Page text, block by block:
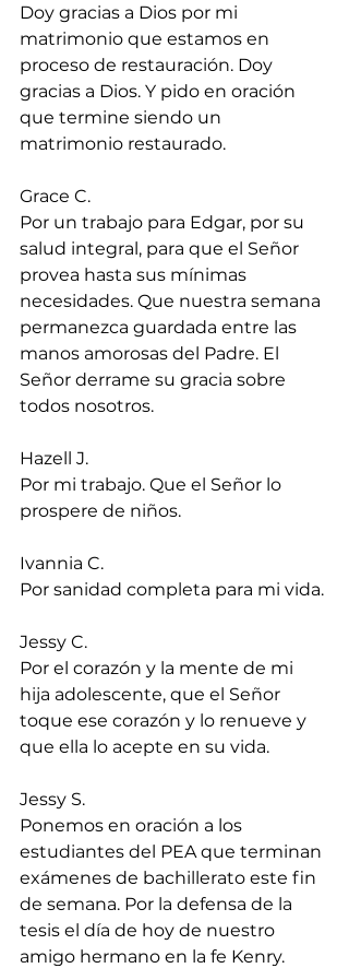
Doy gracias a Dios por mi
matrimonio que estamos en
proceso de restauración. Doy
gracias a Dios. Y pido en oración
que termine siendo un
matrimonio restaurado.
Grace C.
Por un trabajo para Edgar, por su
salud integral, para que el Señor
provea hasta sus mínimas
necesidades. Que nuestra semana
permanezca guardada entre las
manos amorosas del Padre. El
Señor derrame su gracia sobre
todos nosotros.
Hazell J.
Por mi trabajo. Que el Señor lo
prospere de niños.
Ivannia C.
Por sanidad completa para mi vida.
Jessy C.
Por el corazón y la mente de mi
hija adolescente, que el Señor
toque ese corazón y lo renueve y
que ella lo acepte en su vida.
Jessy S.
Ponemos en oración a los
estudiantes del PEA que terminan
exámenes de bachillerato este fin
de semana. Por la defensa de la
tesis el día de hoy de nuestro
amigo hermano en la fe Kenry.